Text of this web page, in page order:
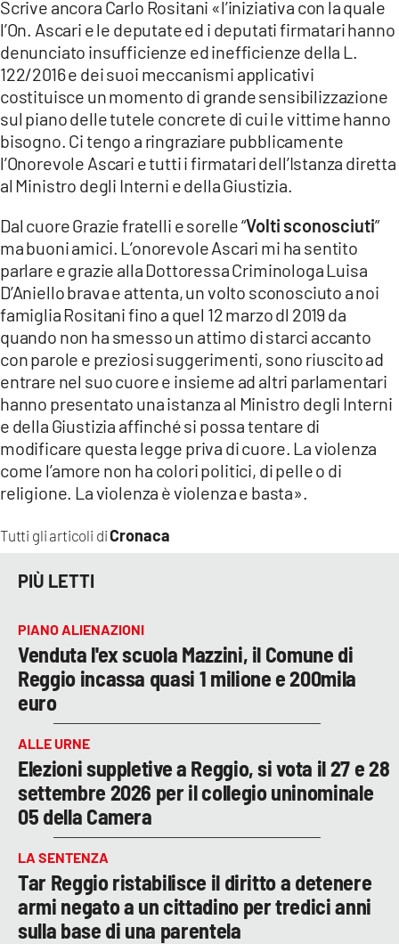
Tutti gli articoli diCronaca
Scrive ancora Carlo Rositani «l’iniziativa con la quale
l’On. Ascari e le deputate ed i deputati firmatari hanno
denunciato insufficienze ed inefficienze della L.
122/2016 e dei suoi meccanismi applicativi
costituisce un momento di grande sensibilizzazione
sul piano delle tutele concrete di cui le vittime hanno
bisogno. Ci tengo a ringraziare pubblicamente
l’Onorevole Ascari e tutti i firmatari dell’Istanza diretta
al Ministro degli Interni e della Giustizia.
Dal cuore Grazie fratelli e sorelle “Volti sconosciuti”
ma buoni amici. L’onorevole Ascari mi ha sentito
parlare e grazie alla Dottoressa Criminologa Luisa
D’Aniello brava e attenta, un volto sconosciuto a noi
famiglia Rositani fino a quel 12 marzo dl 2019 da
quando non ha smesso un attimo di starci accanto
con parole e preziosi suggerimenti, sono riuscito ad
entrare nel suo cuore e insieme ad altri parlamentari
hanno presentato una istanza al Ministro degli Interni
e della Giustizia affinché si possa tentare di
modificare questa legge priva di cuore. La violenza
come l’amore non ha colori politici, di pelle o di
religione. La violenza è violenza e basta».
PIÙ LETTI
PIANO ALIENAZIONI
Venduta l'ex scuola Mazzini, il Comune di
Reggio incassa quasi 1 milione e 200mila
euro
ALLE URNE
Elezioni suppletive a Reggio, si vota il 27 e 28
settembre 2026 per il collegio uninominale
05 della Camera
LA SENTENZA
Tar Reggio ristabilisce il diritto a detenere
armi negato a un cittadino per tredici anni
sulla base di una parentela